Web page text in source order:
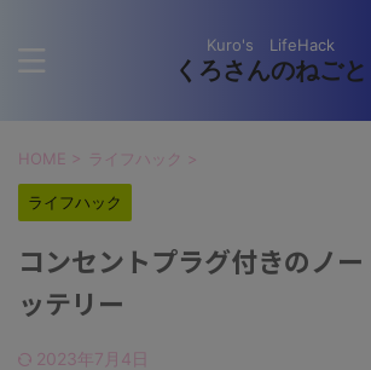
Kuro's LifeHack
くろさんのねごと
HOME > ライフハック >
ライフハック
コンセントプラグ付きのノ
ッテリー
2023年7月4日